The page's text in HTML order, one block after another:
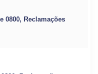
0800, Reclamações